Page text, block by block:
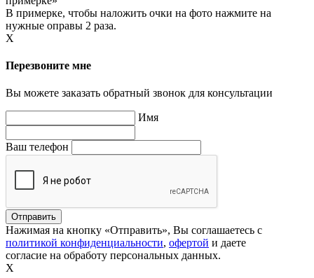
В примерке, чтобы наложить очки на фото нажмите на
нужные оправы 2 раза.
X
Перезвоните мне
Вы можете заказать обратный звонок для консультации
Имя
Ваш телефон
Нажимая на кнопку «Отправить», Вы соглашаетесь с
политикой конфиденциальности, офертой и даете
согласие на обработу персональных данных.
X